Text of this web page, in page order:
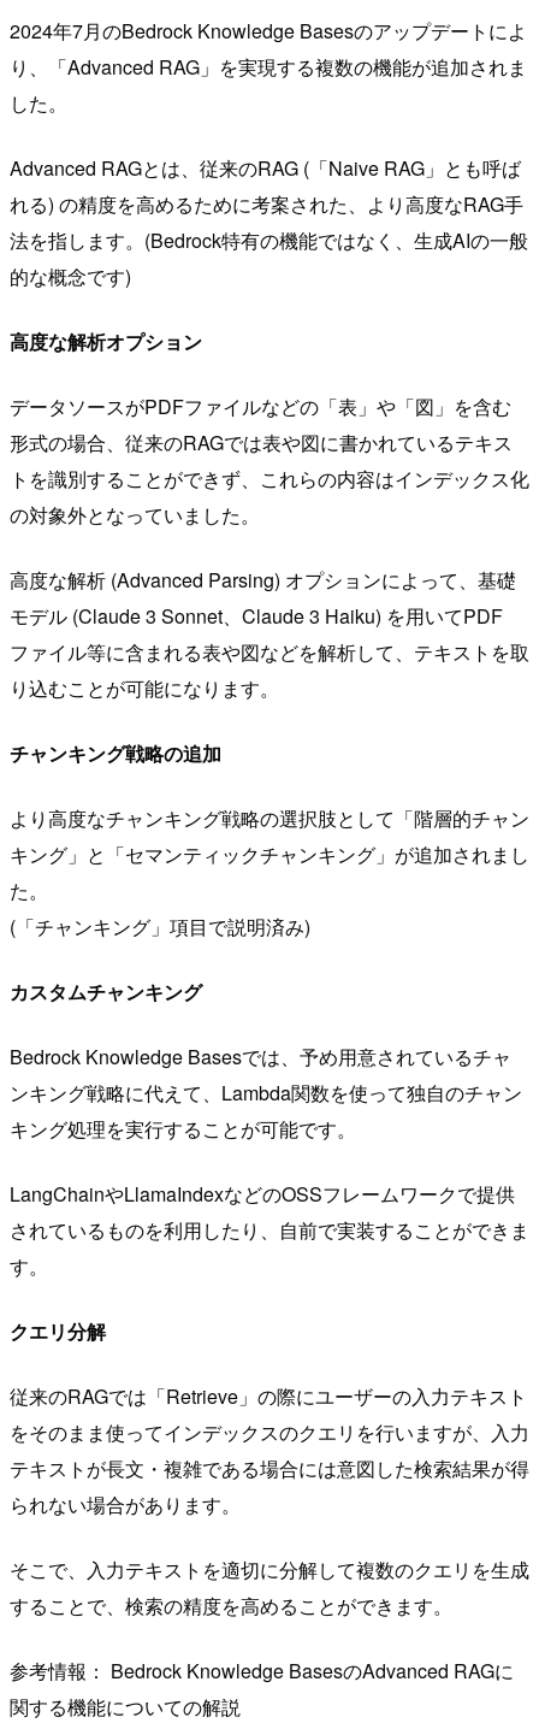
2024年7月のBedrock Knowledge Basesのアップデートによ
り、「Advanced RAG」を実現する複数の機能が追加されま
した。
Advanced RAGとは、従来のRAG (「Naive RAG」とも呼ば
れる) の精度を高めるために考案された、より高度なRAG手
法を指します。(Bedrock特有の機能ではなく、生成AIの一般
的な概念です)
高度な解析オプション
データソースがPDFファイルなどの「表」や「図」を含む
形式の場合、従来のRAGでは表や図に書かれているテキス
トを識別することができず、これらの内容はインデックス化
の対象外となっていました。
高度な解析 (Advanced Parsing) オプションによって、基礎
モデル (Claude 3 Sonnet、Claude 3 Haiku) を用いてPDF
ファイル等に含まれる表や図などを解析して、テキストを取
り込むことが可能になります。
チャンキング戦略の追加
より高度なチャンキング戦略の選択肢として「階層的チャン
キング」と「セマンティックチャンキング」が追加されまし
た。
(「チャンキング」項目で説明済み)
カスタムチャンキング
Bedrock Knowledge Basesでは、予め用意されているチャ
ンキング戦略に代えて、Lambda関数を使って独自のチャン
キング処理を実行することが可能です。
LangChainやLlamaIndexなどのOSSフレームワークで提供
されているものを利用したり、自前で実装することができま
す。
クエリ分解
従来のRAGでは「Retrieve」の際にユーザーの入力テキスト
をそのまま使ってインデックスのクエリを行いますが、入力
テキストが長文・複雑である場合には意図した検索結果が得
られない場合があります。
そこで、入力テキストを適切に分解して複数のクエリを生成
することで、検索の精度を高めることができます。
参考情報： Bedrock Knowledge BasesのAdvanced RAGに
関する機能についての解説